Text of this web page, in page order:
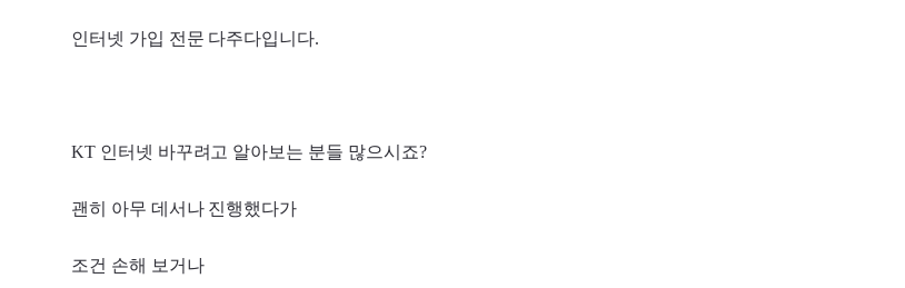
인터넷 가입 전문 다주다입니다.
KT 인터넷 바꾸려고 알아보는 분들 많으시죠?
괜히 아무 데서나 진행했다가
조건 손해 보거나